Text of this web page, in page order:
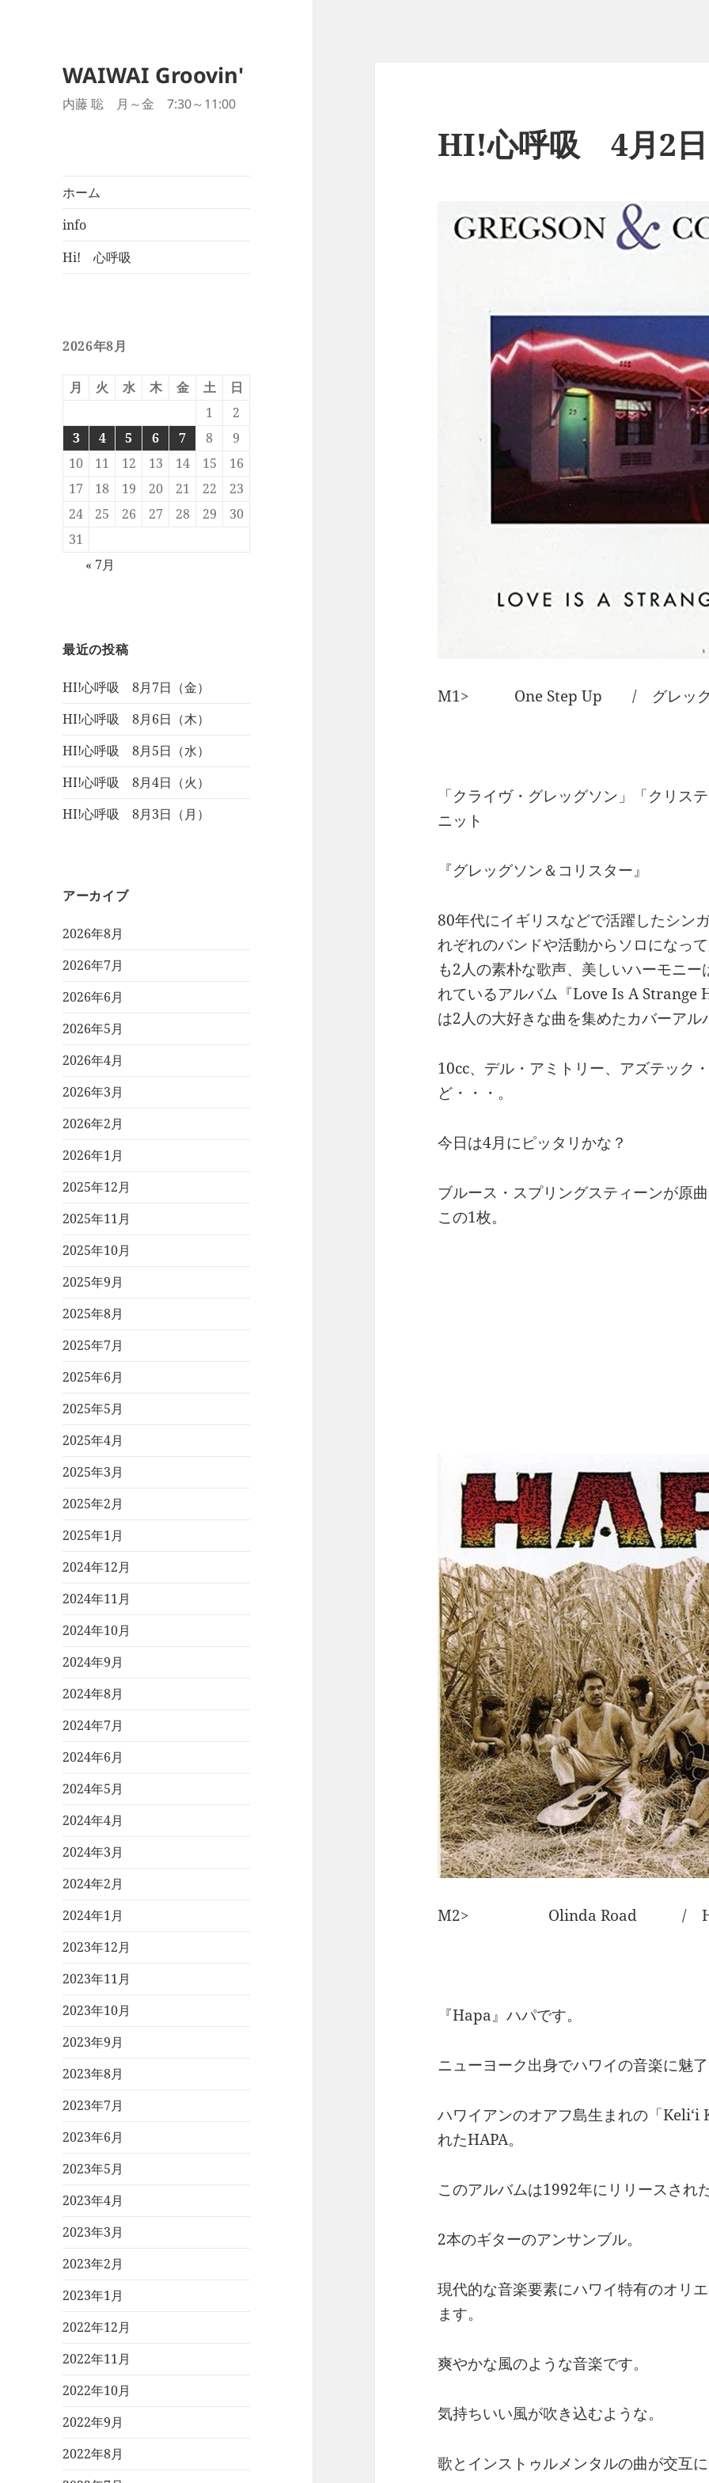
WAIWAI Groovin'
内藤 聡 月～金 7:30～11:00
ホーム
info
Hi! 心呼吸
2026年8月
月 火 水 木 金 土
日
1
2
3
4 5 6 7 8
9
10
11 12 13 14 15
16
17
18 19 20 21 22
23
24
25 26 27 28 29
30
31
« 7月
最近の投稿
HI!心呼吸 8月7日（金）
HI!心呼吸 8月6日（木）
HI!心呼吸 8月5日（水）
HI!心呼吸 8月4日（火）
HI!心呼吸 8月3日（月）
アーカイブ
2026年8月
2026年7月
2026年6月
2026年5月
2026年4月
2026年3月
2026年2月
2026年1月
2025年12月
2025年11月
2025年10月
2025年9月
2025年8月
2025年7月
2025年6月
2025年5月
2025年4月
2025年3月
2025年2月
2025年1月
2024年12月
2024年11月
2024年10月
2024年9月
2024年8月
2024年7月
2024年6月
2024年5月
2024年4月
2024年3月
2024年2月
2024年1月
2023年12月
2023年11月
2023年10月
2023年9月
2023年8月
2023年7月
2023年6月
2023年5月
2023年4月
2023年3月
2023年2月
2023年1月
2022年12月
2022年11月
2022年10月
2022年9月
2022年8月
HI!心呼吸 4月2日
M1> One Step Up / グレッグソ
「クライヴ・グレッグソン」「クリス
ニット
『グレッグソン＆コリスター』
80年代にイギリスなどで活躍したシン
れぞれのバンドや活動からソロになっ
も2人の素朴な歌声、美しいハーモニ
れているアルバム『Love Is A Strange
は2人の大好きな曲を集めたカバーアル
10cc、デル・アミトリー、アズテック
ど・・・。
今日は4月にピッタリかな？
ブルース・スプリングスティーンが原
この1枚。
M2> Olinda Road /
『Hapa』ハパです。
ニューヨーク出身でハワイの音楽に魅
ハワイアンのオアフ島生まれの「
れたHAPA。
このアルバムは1992年にリリースされ
2本のギターのアンサンブル。
現代的な音楽要素にハワイ特有のオリ
ます。
爽やかな風のような音楽です。
気持ちいい風が吹き込むような。
歌とインストゥルメンタルの曲が交互